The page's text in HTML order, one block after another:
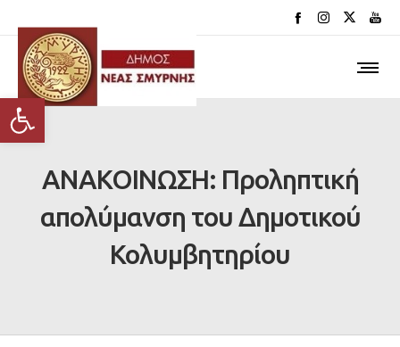
Ανοίξτε τη γραμμή εργαλείων
ΑΝΑΚΟΙΝΩΣΗ: Προληπτική
απολύμανση του Δημοτικού
Κολυμβητηρίου